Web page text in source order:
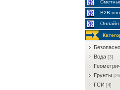
В2В
Онлайн
Boдa [3]
Гpунты [26]
ГCИ [4]